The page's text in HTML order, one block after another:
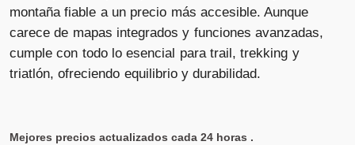
montaña fiable a un precio más accesible. Aunque
carece de mapas integrados y funciones avanzadas,
cumple con todo lo esencial para trail, trekking y
triatlón, ofreciendo equilibrio y durabilidad.
Mejores precios actualizados cada 24 horas .